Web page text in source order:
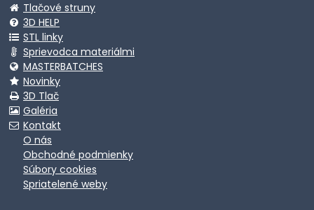
Tlačové struny
3D HELP
STL linky
Sprievodca materiálmi
MASTERBATCHES
Novinky
3D Tlač
Galéria
Kontakt
O nás
Obchodné podmienky
Súbory cookies
Spriatelené weby